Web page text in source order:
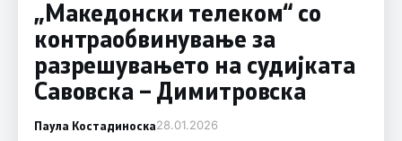
„Мaкедонски телеком“ со
контраобвинување за
разрешувањето на судијката
Савовска – Димитровска
Паула Костадиноска28.01.2026